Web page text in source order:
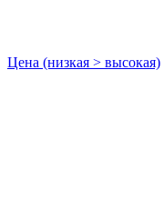
Цена (низкая > высокая)